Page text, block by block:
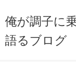
俺が調子に
語るブログ